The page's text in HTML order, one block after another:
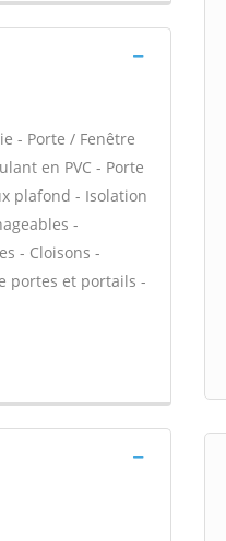
- Porte / Fenêtre
en PVC - Porte
plafond - Isolation
-
- Cloisons -
portes et portails -